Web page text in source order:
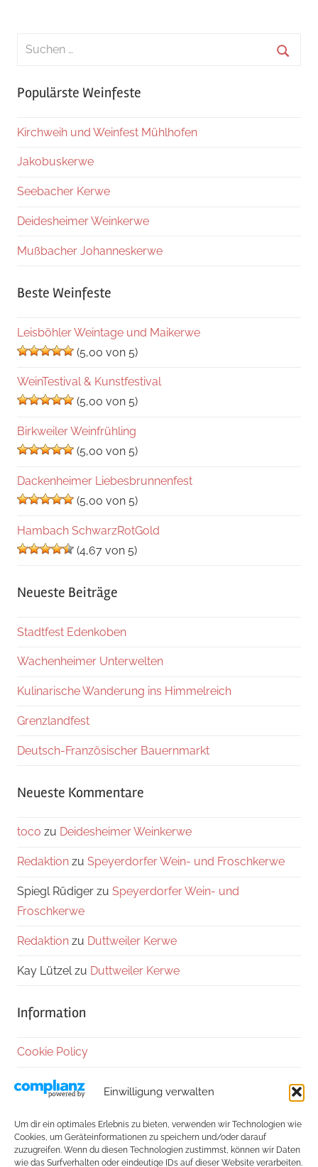
Einwilligung verwalten
Um dir ein optimales Erlebnis zu bieten, verwenden wir Technologien wie
Cookies, um Geräteinformationen zu speichern und/oder darauf
zuzugreifen. Wenn du diesen Technologien zustimmst, können wir Daten
wie das Surfverhalten oder eindeutige IDs auf dieser Website verarbeiten.
Suchen
Populärste Weinfeste
Kirchweih und Weinfest Mühlhofen
Jakobuskerwe
Seebacher Kerwe
Deidesheimer Weinkerwe
Mußbacher Johanneskerwe
Beste Weinfeste
Leisböhler Weintage und Maikerwe
(5,00 von 5)
WeinTestival & Kunstfestival
(5,00 von 5)
Birkweiler Weinfrühling
(5,00 von 5)
Dackenheimer Liebesbrunnenfest
(5,00 von 5)
Hambach SchwarzRotGold
(4,67 von 5)
Neueste Beiträge
Stadtfest Edenkoben
Wachenheimer Unterwelten
Kulinarische Wanderung ins Himmelreich
Grenzlandfest
Deutsch-Französischer Bauernmarkt
Neueste Kommentare
toco zu Deidesheimer Weinkerwe
Redaktion zu Speyerdorfer Wein- und Froschkerwe
Spiegl Rüdiger zu Speyerdorfer Wein- und
Froschkerwe
Redaktion zu Duttweiler Kerwe
Kay Lützel zu Duttweiler Kerwe
Information
Cookie Policy
Datenschutzerklärung
Kontakt